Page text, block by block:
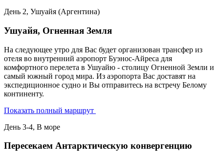
День 2, Ушуайя (Аргентина)
Ушуайя, Огненная Земля
На следующее утро для Вас будет организован трансфер из
отеля во внутренний аэропорт Буэнос-Айреса для
комфортного перелета в Ушуайю - столицу Огненной Земли и
самый южный город мира. Из аэропорта Вас доставят на
экспедиционное судно и Вы отправитесь на встречу Белому
континенту.
Показать полный маршрут
День 3-4, В море
Пересекаем Антарктическую конвергенцию